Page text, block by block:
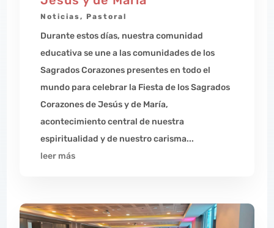
Noticias,Pastoral
Durante estos días, nuestra comunidad
educativa se une a las comunidades de los
Sagrados Corazones presentes en todo el
mundo para celebrar la Fiesta de los Sagrados
Corazones de Jesús y de María,
acontecimiento central de nuestra
espiritualidad y de nuestro carisma...
leer más